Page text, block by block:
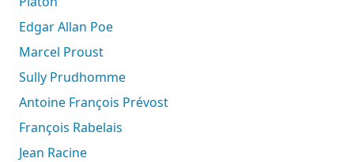
Edgar Allan Poe
Marcel Proust
Sully Prudhomme
Antoine François Prévost
François Rabelais
Jean Racine